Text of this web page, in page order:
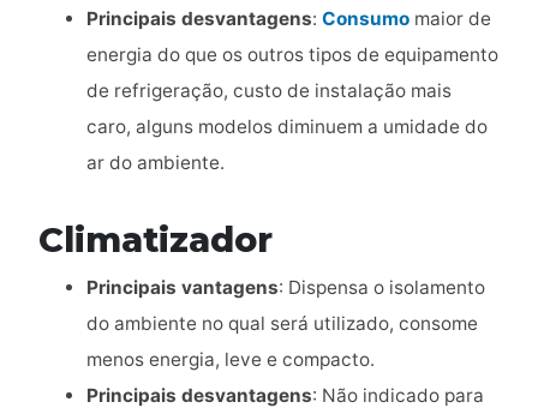
Principais desvantagens: Consumo maior de
energia do que os outros tipos de equipamento
de refrigeração, custo de instalação mais
caro, alguns modelos diminuem a umidade do
ar do ambiente.
Climatizador
Principais vantagens: Dispensa o isolamento
do ambiente no qual será utilizado, consome
menos energia, leve e compacto.
Principais desvantagens: Não indicado para